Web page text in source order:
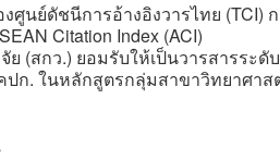
ศูนย์ดัชนีการอ้างอิงวารไทย (TCI)
Citation Index (ACI)
(สกว.) ยอมรับให้เป็นวารสารระ
ก. ในหลักสูตรกลุ่มสาขาวิทยาศา